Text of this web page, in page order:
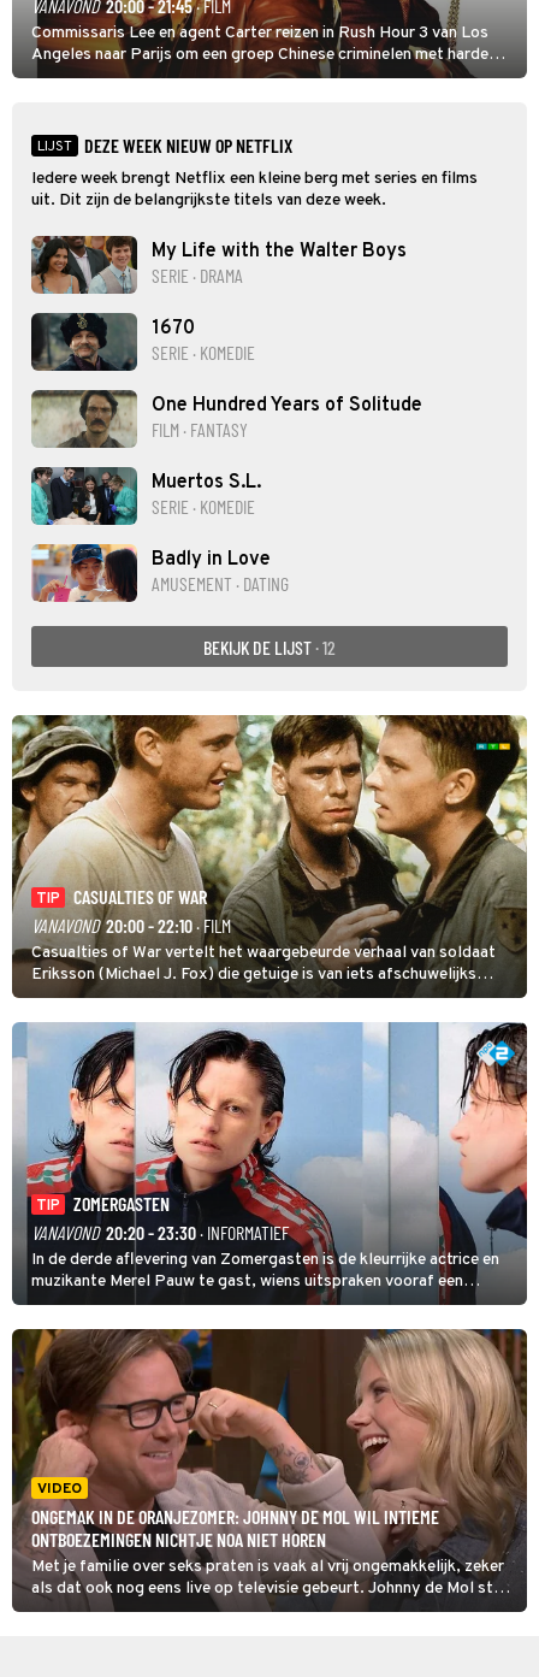
VANAVOND 20:00 - 21:45· FILM
Commissaris Lee en agent Carter reizen in Rush Hour 3 van Los
Angeles naar Parijs om een groep Chinese criminelen met harde
hand aan te pakken.
LIJST DEZE WEEK NIEUW OP NETFLIX
Iedere week brengt Netflix een kleine berg met series en films
uit. Dit zijn de belangrijkste titels van deze week.
My Life with the Walter Boys
SERIE · DRAMA
1670
SERIE · KOMEDIE
One Hundred Years of Solitude
FILM · FANTASY
Muertos S.L.
SERIE · KOMEDIE
Badly in Love
AMUSEMENT · DATING
BEKIJK DE LIJST · 12
TIP
CASUALTIES OF WAR
VANAVOND 20:00 - 22:10· FILM
Casualties of War vertelt het waargebeurde verhaal van soldaat
Eriksson (Michael J. Fox) die getuige is van iets afschuwelijks
tijdens de Vietnamoorlog. Hij besluit uit de school te klappen.
TIP
ZOMERGASTEN
VANAVOND 20:20 - 23:30· INFORMATIEF
In de derde aflevering van Zomergasten is de kleurrijke actrice en
muzikante Merel Pauw te gast, wiens uitspraken vooraf een
boeiende avond beloven: 'Mijn ideale televisieavond is zoals mijn
identiteit: grenzeloos, absurd en vol angsten'.
VIDEO
ONGEMAK IN DE ORANJEZOMER: JOHNNY DE MOL WIL INTIEME
ONTBOEZEMINGEN NICHTJE NOA NIET HOREN
Met je familie over seks praten is vaak al vrij ongemakkelijk, zeker
als dat ook nog eens live op televisie gebeurt. Johnny de Mol stak
daarom in De Oranjezomer even zijn vingers in de oren toen z'n